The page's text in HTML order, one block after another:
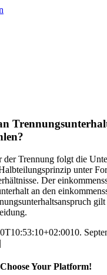
der Trennung folgt die
unter
Der
an den
10.
|
Your Platform!